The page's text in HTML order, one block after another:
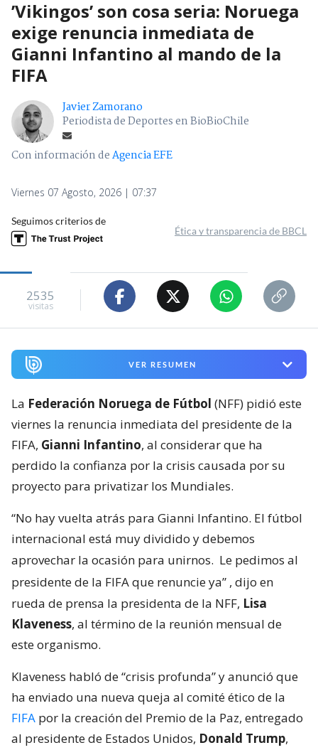
’Vikingos’ son cosa seria: Noruega
exige renuncia inmediata de
Gianni Infantino al mando de la
FIFA
Javier Zamorano
Periodista de Deportes en BioBioChile
Con información deAgencia EFE
Viernes 07 Agosto, 2026 | 07:37
Seguimos criterios de
Ética y transparencia de BBCL
2535
visitas
VER RESUMEN
La Federación Noruega de Fútbol (NFF) pidió este
viernes la renuncia inmediata del presidente de la
FIFA, Gianni Infantino, al considerar que ha
perdido la confianza por la crisis causada por su
proyecto para privatizar los Mundiales.
“No hay vuelta atrás para Gianni Infantino. El fútbol
internacional está muy dividido y debemos
aprovechar la ocasión para unirnos. Le pedimos al
presidente de la FIFA que renuncie ya” , dijo en
rueda de prensa la presidenta de la NFF, Lisa
Klaveness, al término de la reunión mensual de
este organismo.
Klaveness habló de “crisis profunda” y anunció que
ha enviado una nueva queja al comité ético de la
FIFA por la creación del Premio de la Paz, entregado
al presidente de Estados Unidos, Donald Trump,